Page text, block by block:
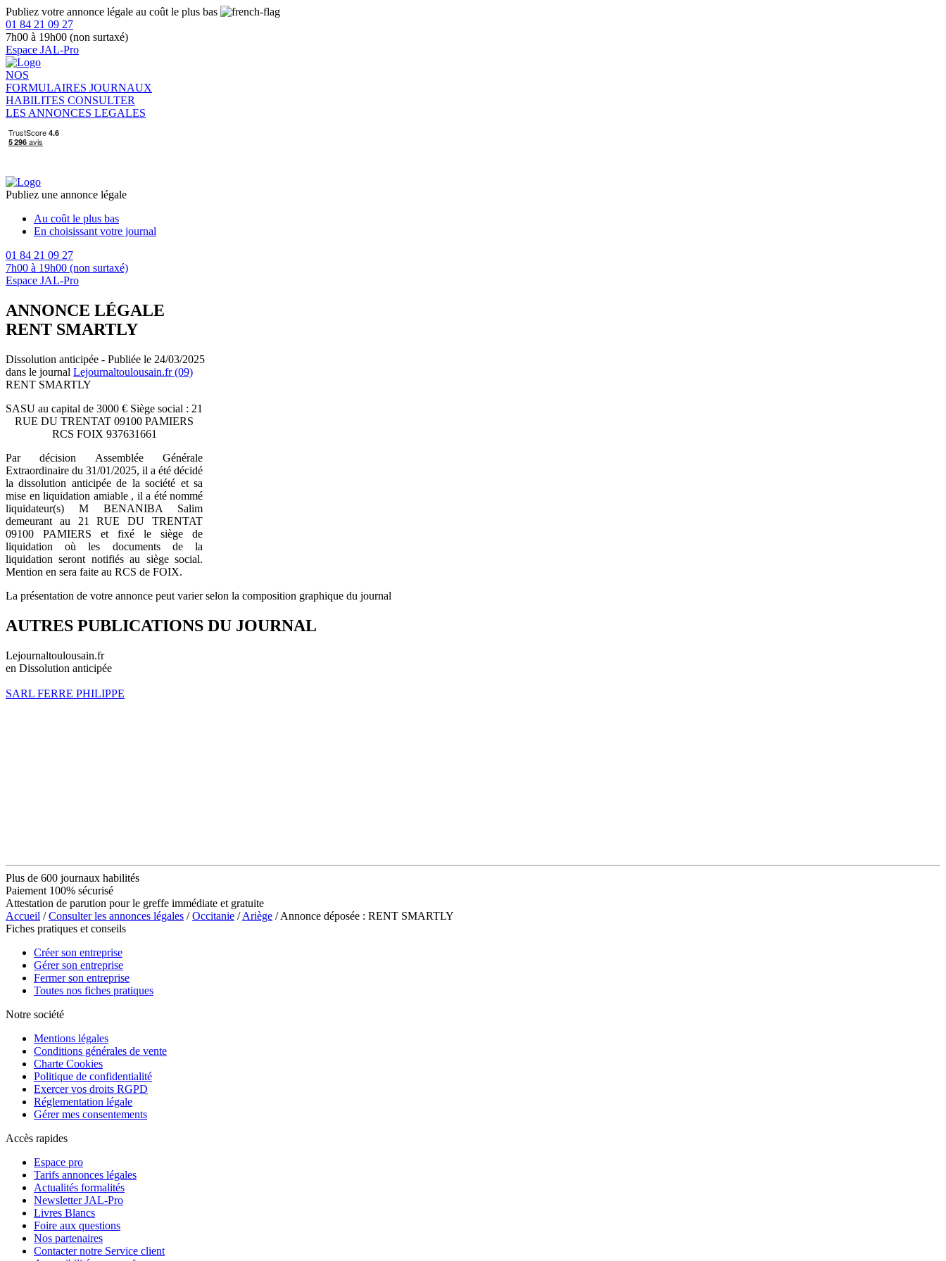
Publiez votre annonce légale au coût le plus bas
01 84 21 09 27
7h00 à 19h00 (non surtaxé)
Espace JAL-Pro
NOS
FORMULAIRES JOURNAUX
HABILITES CONSULTER
LES ANNONCES LEGALES
Publiez une annonce légale
Au coût le plus bas
En choisissant votre journal
01 84 21 09 27
7h00 à 19h00 (non surtaxé)
Espace JAL-Pro
ANNONCE LÉGALE
RENT SMARTLY
Dissolution anticipée - Publiée le 24/03/2025
dans le journal Lejournaltoulousain.fr (09)
RENT SMARTLY
SASU au capital de 3000 € Siège social : 21
RUE DU TRENTAT 09100 PAMIERS
RCS FOIX 937631661
Par décision Assemblée Générale
Extraordinaire du 31/01/2025, il a été décidé
la dissolution anticipée de la société et sa
mise en liquidation amiable , il a été nommé
liquidateur(s) M BENANIBA Salim
demeurant au 21 RUE DU TRENTAT
09100 PAMIERS et fixé le siège de
liquidation où les documents de la
liquidation seront notifiés au siège social.
Mention en sera faite au RCS de FOIX.
La présentation de votre annonce peut varier selon la composition graphique du journal
AUTRES PUBLICATIONS DU JOURNAL
Lejournaltoulousain.fr
en Dissolution anticipée
SARL FERRE PHILIPPE
Plus de 600 journaux habilités
Paiement 100% sécurisé
Attestation de parution pour le greffe immédiate et gratuite
Accueil /Consulter les annonces légales /Occitanie /Ariège / Annonce déposée : RENT SMARTLY
Fiches pratiques et conseils
Créer son entreprise
Gérer son entreprise
Fermer son entreprise
Toutes nos fiches pratiques
Notre société
Mentions légales
Conditions générales de vente
Charte Cookies
Politique de confidentialité
Exercer vos droits RGPD
Réglementation légale
Gérer mes consentements
Accès rapides
Espace pro
Tarifs annonces légales
Actualités formalités
Newsletter JAL-Pro
Livres Blancs
Foire aux questions
Nos partenaires
Contacter notre Service client